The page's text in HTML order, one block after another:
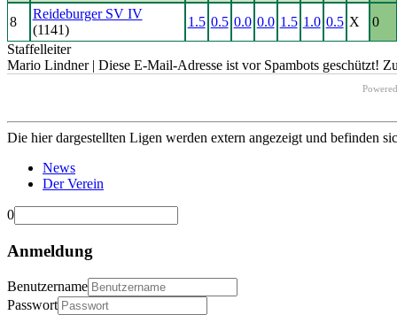
8
Reideburger SV IV
(1141)
1.5 0.5 0.0 0.0 1.5 1.0 0.5 X
0
Staffelleiter
Mario Lindner | Diese E-Mail-Adresse ist vor Spambots geschützt!
Die hier dargestellten Ligen werden extern angezeigt und befinden
News
Der Verein
0
Anmeldung
Benutzername
Passwort